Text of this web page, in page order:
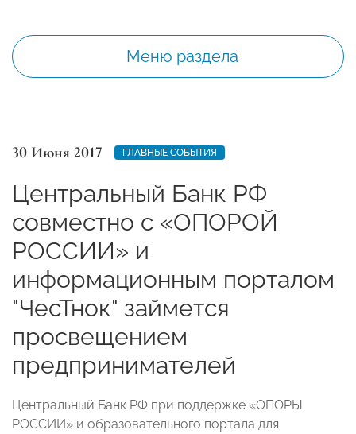
Меню раздела
30 Июня 2017 ГЛАВНЫЕ СОБЫТИЯ
Центральный Банк РФ
совместно с «ОПОРОЙ
РОССИИ» и
информационным порталом
"ЧесТнок" займется
просвещением
предпринимателей
Центральный Банк РФ при поддержке «ОПОРЫ
РОССИИ» и образовательного портала для